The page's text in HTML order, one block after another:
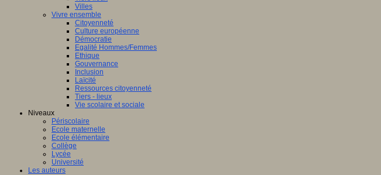
Villes
Vivre ensemble
Citoyenneté
Culture européenne
Démocratie
Egalité Hommes/Femmes
Ethique
Gouvernance
Inclusion
Laïcité
Ressources citoyenneté
Tiers - lieux
Vie scolaire et sociale
Niveaux
Périscolaire
Ecole maternelle
Ecole élémentaire
Collège
Lycée
Université
Les auteurs